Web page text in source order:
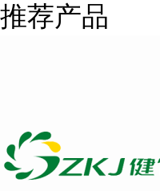
推荐产品